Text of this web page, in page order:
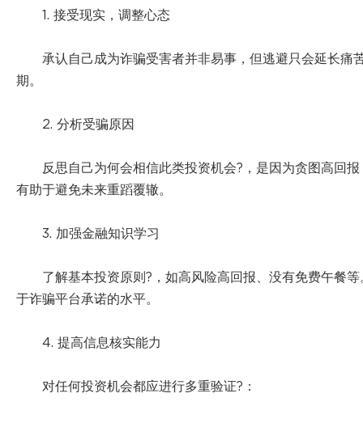
1. 接受现实，调整心态
承认自己成为诈骗受害者并非易事，但逃避只会延长痛
期。
2. 分析受骗原因
反思自己为何会相信此类投资机会?，是因为贪图高回
有助于避免未来重蹈覆辙。
3. 加强金融知识学习
了解基本投资原则?，如高风险高回报、没有免费午餐
于诈骗平台承诺的水平。
4. 提高信息核实能力
对任何投资机会都应进行多重验证?：